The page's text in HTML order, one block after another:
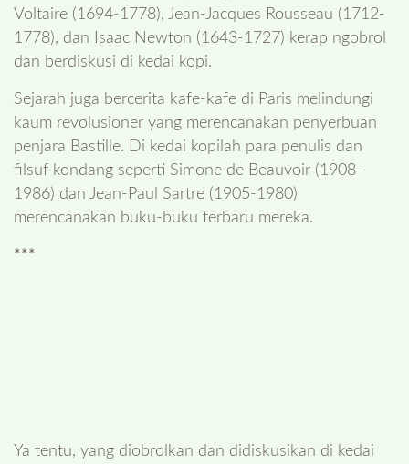
Voltaire (1694-1778), Jean-Jacques Rousseau (1712-
1778), dan Isaac Newton (1643-1727) kerap ngobrol
dan berdiskusi di kedai kopi.
Sejarah juga bercerita kafe-kafe di Paris melindungi
kaum revolusioner yang merencanakan penyerbuan
penjara Bastille. Di kedai kopilah para penulis dan
filsuf kondang seperti Simone de Beauvoir (1908-
1986) dan Jean-Paul Sartre (1905-1980)
merencanakan buku-buku terbaru mereka.
***
Ya tentu, yang diobrolkan dan didiskusikan di kedai